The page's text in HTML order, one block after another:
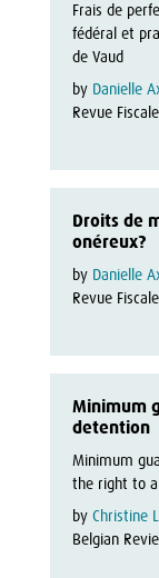
Frais de
fédéral et
de Vaud
by Danielle
Revue
Droits de
onéreux?
by Danielle
Revue
Minimum
detention
Minimum
the right to
by Christine
Belgian